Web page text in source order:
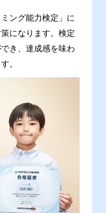
ング能力検定」に
になります。検定
き、達成感を味わ
。